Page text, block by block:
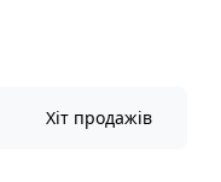
Хіт продажів